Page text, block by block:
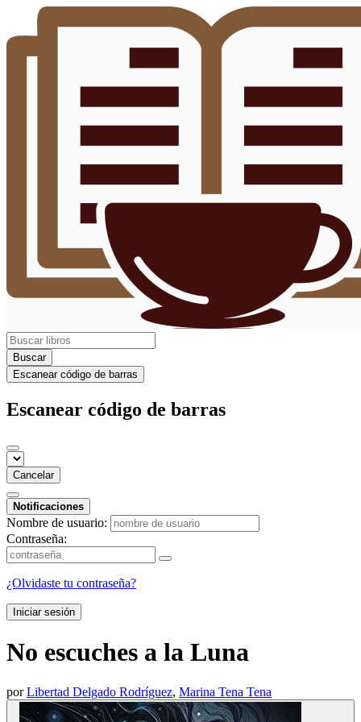
Buscar
Escanear código de barras
Escanear código de barras
Cancelar
Notificaciones
Nombre de usuario:
Contraseña:
¿Olvidaste tu contraseña?
Iniciar sesión
No escuches a la Luna
porLibertad Delgado Rodríguez, Marina Tena Tena